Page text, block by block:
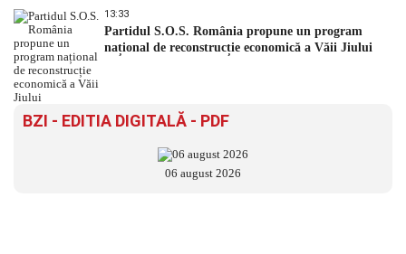
13:33
Partidul S.O.S. România propune un program
național de reconstrucție economică a Văii Jiului
BZI - EDITIA DIGITALĂ - PDF
06 august 2026